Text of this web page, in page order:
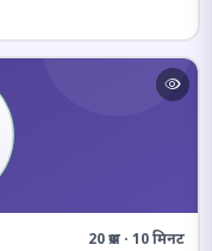
20 प्रश्न · 10 मिनट